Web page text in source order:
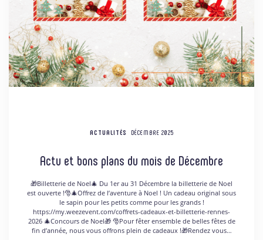
ACTUALITÉS DÉCEMBRE 2025
Actu et bons plans du mois de Décembre
🎁Billetterie de Noel🎄 Du 1er au 31 Décembre la billetterie de Noel
est ouverte !🎅🎄Offrez de l’aventure à Noel ! Un cadeau original sous
le sapin pour les petits comme pour les grands !
https://my.weezevent.com/coffrets-cadeaux-et-billetterie-rennes-
2026 🎄Concours de Noel🎁 🎅Pour fêter ensemble de belles fêtes de
fin d’année, nous vous offrons plein de cadeaux !🎁Rendez vous…